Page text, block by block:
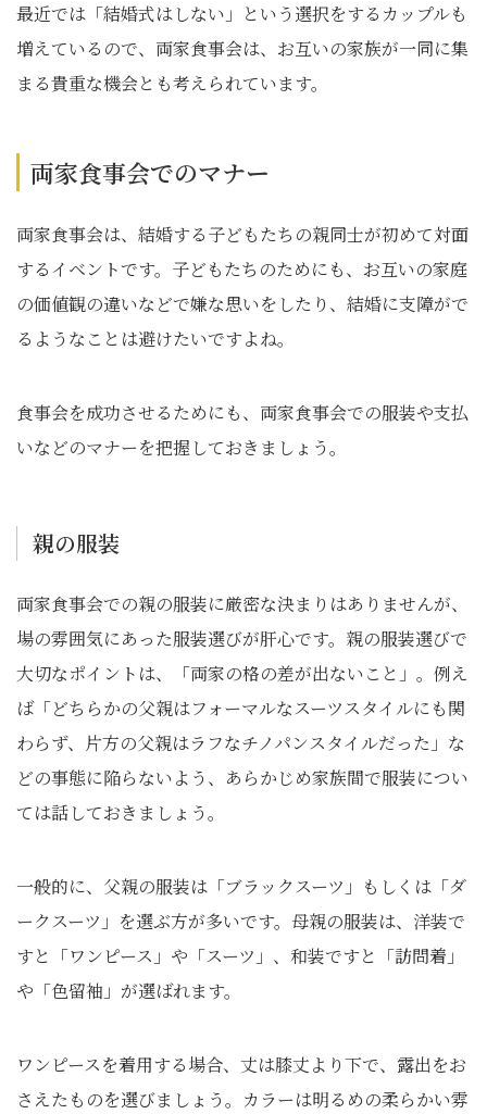
最近では「結婚式はしない」という選択をするカップルも
増えているので、両家食事会は、お互いの家族が一同に集
まる貴重な機会とも考えられています。
両家食事会でのマナー
両家食事会は、結婚する子どもたちの親同士が初めて対面
するイベントです。子どもたちのためにも、お互いの家庭
の価値観の違いなどで嫌な思いをしたり、結婚に支障がで
るようなことは避けたいですよね。
食事会を成功させるためにも、両家食事会での服装や支払
いなどのマナーを把握しておきましょう。
親の服装
両家食事会での親の服装に厳密な決まりはありませんが、
場の雰囲気にあった服装選びが肝心です。親の服装選びで
大切なポイントは、「両家の格の差が出ないこと」。例え
ば「どちらかの父親はフォーマルなスーツスタイルにも関
わらず、片方の父親はラフなチノパンスタイルだった」な
どの事態に陥らないよう、あらかじめ家族間で服装につい
ては話しておきましょう。
一般的に、父親の服装は「ブラックスーツ」もしくは「ダ
ークスーツ」を選ぶ方が多いです。母親の服装は、洋装で
すと「ワンピース」や「スーツ」、和装ですと「訪問着」
や「色留袖」が選ばれます。
ワンピースを着用する場合、丈は膝丈より下で、露出をお
さえたものを選びましょう。カラーは明るめの柔らかい雰